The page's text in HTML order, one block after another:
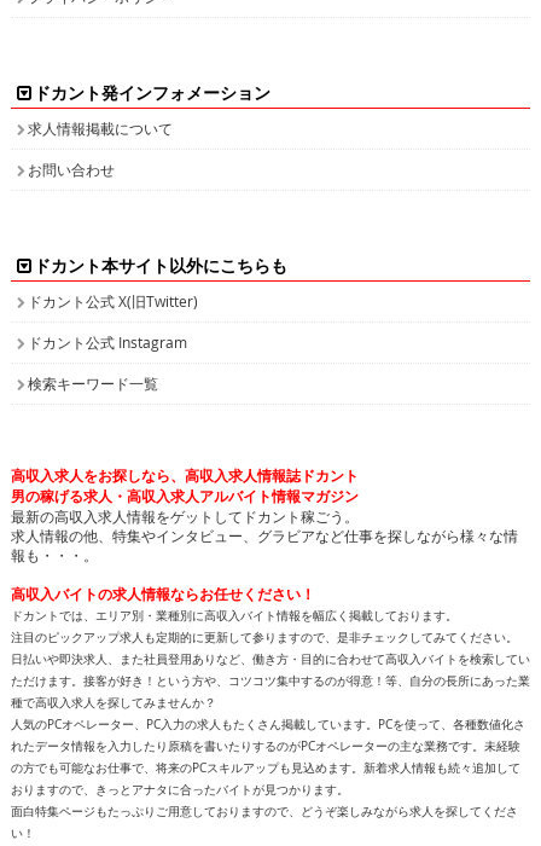
ドカント本サイト以外にこちらも
男の稼げる求人・高収入求人アルバイト情報マガジン
求人情報の他、特集やインタビュー、グラビアなど仕事を探しながら様々な情
ドカントでは、エリア別・業種別に高収入バイト情報を幅広く掲載しております。
注目のピックアップ求人も定期的に更新して参りますので、是非チェックしてみてください。
日払いや即決求人、また社員登用ありなど、働き方・目的に合わせて高収入バイトを検索してい
ただけます。接客が好き！という方や、コツコツ集中するのが得意！等、自分の長所にあった業
種で高収入求人を探してみませんか？
れたデータ情報を入力したり原稿を書いたりするのがPCオペレーターの主な業務です。未経験
の方でも可能なお仕事で、将来のPCスキルアップも見込めます。新着求人情報も続々追加して
おりますので、きっとアナタに合ったバイトが見つかります。
面白特集ページもたっぷりご用意しておりますので、どうぞ楽しみながら求人を探してくださ
い！
高収入バイトをお探しなら、日払いや即決求人を多数掲載している高収入求人情報誌ドカントへ
どうぞお任せくださいませ！
All contents copyright © 2002-2025ドカント.com
reserved. 掲載記事、写真、イラストの無断転載を禁じます。